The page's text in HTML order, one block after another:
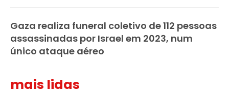
Gaza realiza funeral coletivo de 112 pessoas
assassinadas por Israel em 2023, num
único ataque aéreo
mais lidas